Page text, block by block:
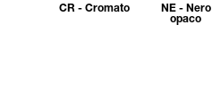
CR - Cromato
NE - Nero
opaco